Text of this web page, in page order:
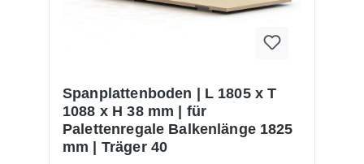
drin enthalten:- Bodenanker- Unterlegbleche-
Abmessungen 1200 x 800 mm geeignet. Für andere
Paletten Maße setzen Sie sich bitte mit uns in
Verbindung.Alle Lastangaben gelten bei einer
Fachhöhe von 1200 mm sowie für eine gleichmäßig
verteilte Last. Die Palettenregale sind nicht zur
Spanplattenboden | L 1805 x T
1088 x H 38 mm | für
Palettenregale Balkenlänge 1825
mm | Träger 40